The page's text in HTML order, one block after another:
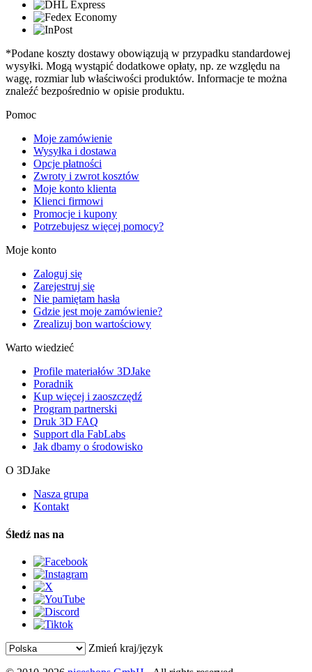
*Podane koszty dostawy obowiązują w przypadku standardowej
wysyłki. Mogą wystąpić dodatkowe opłaty, np. ze względu na
wagę, rozmiar lub właściwości produktów. Informacje te można
znaleźć bezpośrednio w opisie produktu.
Pomoc
Moje zamówienie
Wysyłka i dostawa
Opcje płatności
Zwroty i zwrot kosztów
Moje konto klienta
Klienci firmowi
Promocje i kupony
Potrzebujesz więcej pomocy?
Moje konto
Zaloguj się
Zarejestruj się
Nie pamiętam hasła
Gdzie jest moje zamówienie?
Zrealizuj bon wartościowy
Warto wiedzieć
Profile materiałów 3DJake
Poradnik
Kup więcej i zaoszczędź
Program partnerski
Druk 3D FAQ
Support dla FabLabs
Jak dbamy o środowisko
O 3DJake
Nasza grupa
Kontakt
Śledź nas na
Zmień kraj/język